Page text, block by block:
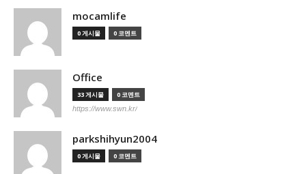
mocamlife
0 게시물 0 코멘트
Office
33 게시물 0 코멘트
https://www.swn.kr/
parkshihyun2004
0 게시물 0 코멘트